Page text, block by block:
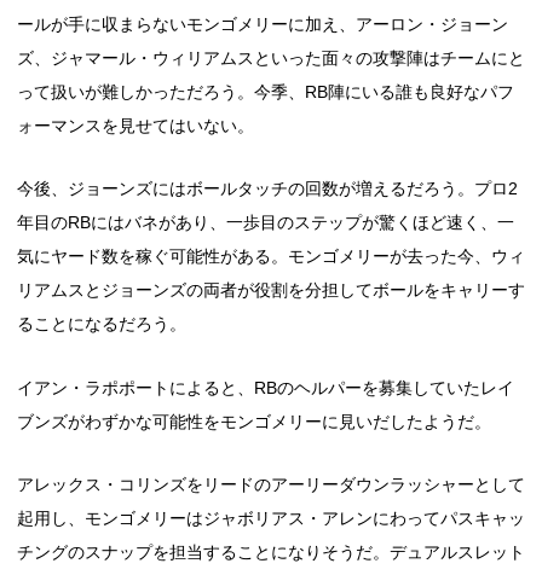
ールが手に収まらないモンゴメリーに加え、アーロン・ジョーン
ズ、ジャマール・ウィリアムスといった面々の攻撃陣はチームにと
って扱いが難しかっただろう。今季、RB陣にいる誰も良好なパフ
ォーマンスを見せてはいない。
今後、ジョーンズにはボールタッチの回数が増えるだろう。プロ2
年目のRBにはバネがあり、一歩目のステップが驚くほど速く、一
気にヤード数を稼ぐ可能性がある。モンゴメリーが去った今、ウィ
リアムスとジョーンズの両者が役割を分担してボールをキャリーす
ることになるだろう。
イアン・ラポポートによると、RBのヘルパーを募集していたレイ
ブンズがわずかな可能性をモンゴメリーに見いだしたようだ。
アレックス・コリンズをリードのアーリーダウンラッシャーとして
起用し、モンゴメリーはジャボリアス・アレンにわってパスキャッ
チングのスナップを担当することになりそうだ。デュアルスレット